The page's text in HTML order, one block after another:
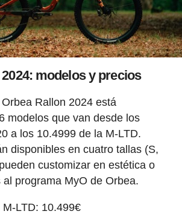
modelos y precios
Rallon 2024 está
modelos que van desde los
a los 10.4999 de la M-LTD.
disponibles en cuatro tallas (S,
customizar en estética o
programa MyO de Orbea.
LTD: 10.499€